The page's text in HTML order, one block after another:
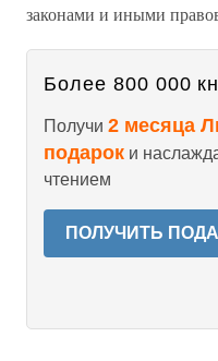
законами и иными
Более 800 000
Получи 2 месяца
подарок и
чтением
ПОЛУЧИТЬ